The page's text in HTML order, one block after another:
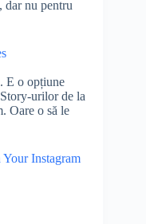
dar nu pentru
. E o opțiune
urilor de la
Oare o să le
Your Instagram